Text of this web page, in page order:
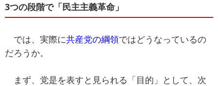
3つの段階で「民主主義革命」
では、実際に共産党の綱領ではどうなっているの
だろうか。
まず、党是を表すと見られる「目的」として、次